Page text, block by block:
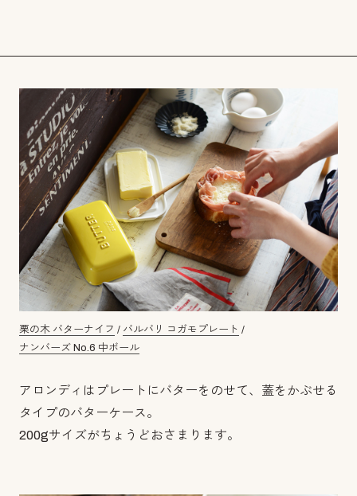
栗の木 バターナイフ / バルバリ コガモプレート /
ナンバーズ No.6 中ボール
アロンディはプレートにバターをのせて、蓋をかぶせる
タイプのバターケース。
200gサイズがちょうどおさまります。